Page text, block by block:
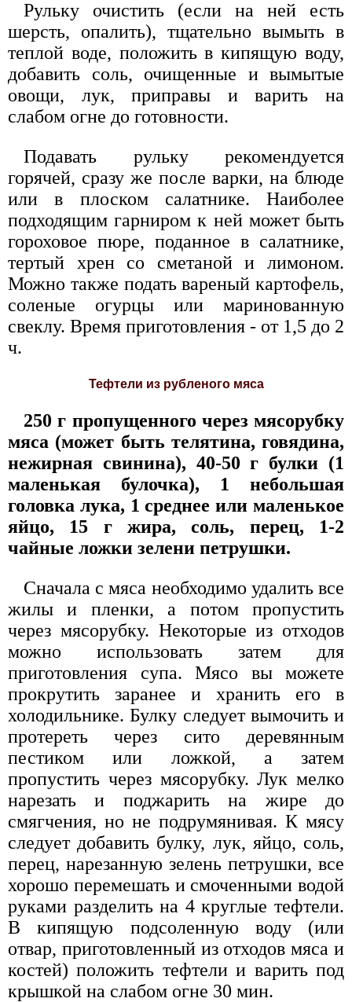
Рульку очистить (если на ней есть
шерсть, опалить), тщательно вымыть в
теплой воде, положить в кипящую воду,
добавить соль, очищенные и вымытые
овощи, лук, приправы и варить на
слабом огне до готовности.
Подавать рульку рекомендуется
горячей, сразу же после варки, на блюде
или в плоском салатнике. Наиболее
подходящим гарниром к ней может быть
гороховое пюре, поданное в салатнике,
тертый хрен со сметаной и лимоном.
Можно также подать вареный картофель,
соленые огурцы или маринованную
свеклу. Время приготовления - от 1,5 до 2
ч.
Тефтели из рубленого мяса
250 г пропущенного через мясорубку
мяса (может быть телятина, говядина,
нежирная свинина), 40-50 г булки (1
маленькая булочка), 1 небольшая
головка лука, 1 среднее или маленькое
яйцо, 15 г жира, соль, перец, 1-2
чайные ложки зелени петрушки.
Сначала с мяса необходимо удалить все
жилы и пленки, а потом пропустить
через мясорубку. Некоторые из отходов
можно использовать затем для
приготовления супа. Мясо вы можете
прокрутить заранее и хранить его в
холодильнике. Булку следует вымочить и
протереть через сито деревянным
пестиком или ложкой, а затем
пропустить через мясорубку. Лук мелко
нарезать и поджарить на жире до
смягчения, но не подрумянивая. К мясу
следует добавить булку, лук, яйцо, соль,
перец, нарезанную зелень петрушки, все
хорошо перемешать и смоченными водой
руками разделить на 4 круглые тефтели.
В кипящую подсоленную воду (или
отвар, приготовленный из отходов мяса и
костей) положить тефтели и варить под
крышкой на слабом огне 30 мин.